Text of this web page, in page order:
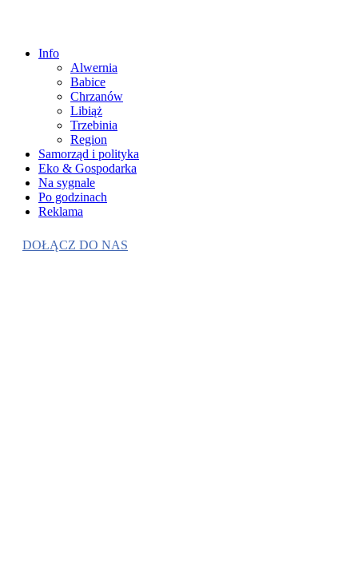
Info
Alwernia
Babice
Chrzanów
Libiąż
Trzebinia
Region
Samorząd i polityka
Eko & Gospodarka
Na sygnale
Po godzinach
Reklama
DOŁĄCZ DO NAS